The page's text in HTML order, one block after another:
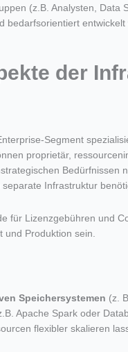
(z.B. Analysten, Data
bedarfsorientiert entwickelt
der
Segment
proprietär,
Bedürfnissen
Infrastruktur
für Lizenzgebühren und
Produktion sein.
Speichersystemen (z.
Apache Spark oder
flexibler skalieren